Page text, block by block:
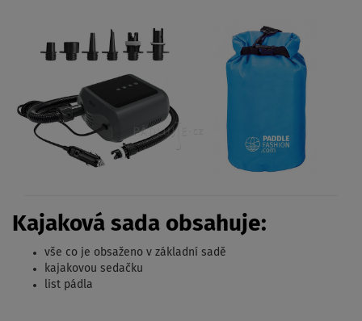
Kajaková sada obsahuje:
vše co je obsaženo v základní sadě
kajakovou sedačku
list pádla